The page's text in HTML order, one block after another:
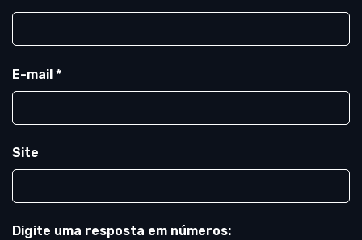
E-mail *
Site
Digite uma resposta em números: